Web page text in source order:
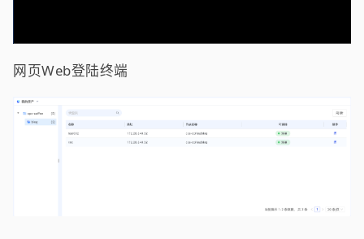
网页Web登陆终端